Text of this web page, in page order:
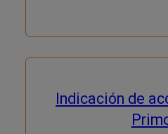
Indicación de